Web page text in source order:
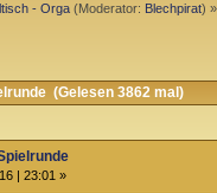
- Orga (Moderator: Blechpirat) »
(Gelesen 3862 mal)
| 23:01 »